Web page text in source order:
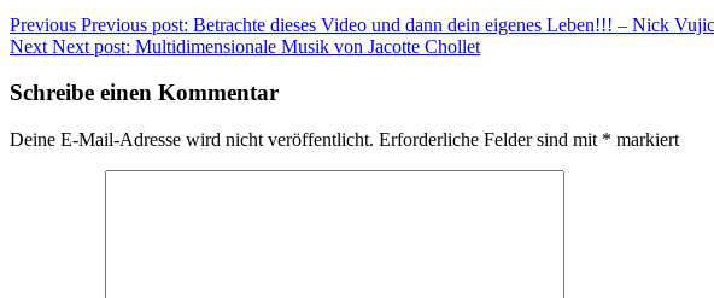
Previous Previous post: Betrachte dieses Video und dann dein eigenes Leben!!! – Nick
Next Next post: Multidimensionale Musik von Jacotte Chollet
Schreibe einen Kommentar
Deine E-Mail-Adresse wird nicht veröffentlicht. Erforderliche Felder sind mit * markiert